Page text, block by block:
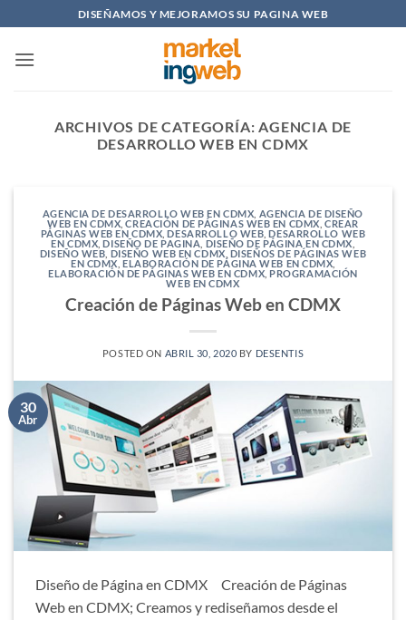
al
contenido
DISEÑAMOS Y MEJORAMOS SU PAGINA WEB
ARCHIVOS DE CATEGORÍA:AGENCIA DE
DESARROLLO WEB EN CDMX
AGENCIA DE DESARROLLO WEB EN CDMX AGENCIA DE DISEÑO
WEB EN CDMX ,CREACIÓN DE PÁGINAS WEB EN CDMX CREAR
PÁGINAS WEB EN CDMX ,DESARROLLO WEB ,DESARROLLO WEB
EN CDMX ,DISEÑO DE PAGINA DISEÑO DE PÁGINA EN CDMX
DISEÑO WEB DISEÑO WEB EN CDMX DISEÑOS DE PÁGINAS WEB
EN CDMX ELABORACIÓN DE PÁGINA WEB EN CDMX
ELABORACIÓN DE PÁGINAS WEB EN CDMX PROGRAMACIÓN
WEB EN CDMX
Creación de Páginas Web en CDMX
POSTED ON ABRIL 30, 2020 BY DESENTIS
30
Abr
Diseño de Página en CDMX Creación de Páginas
Web en CDMX; Creamos y rediseñamos desde el